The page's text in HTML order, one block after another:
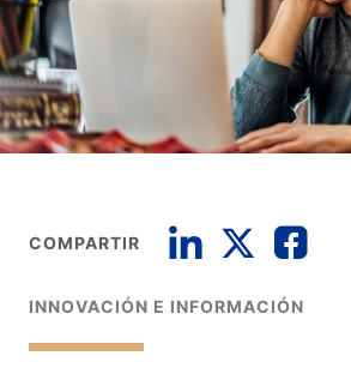
COMPARTIR
INNOVACIÓN E INFORMACIÓN